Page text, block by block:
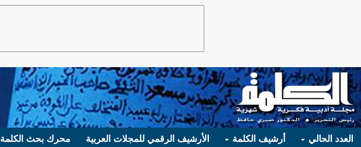
العدد الحالي أرشيف الكلمة الأرشيف الرقمي للمجلات العربية محرك بحث الكلمة